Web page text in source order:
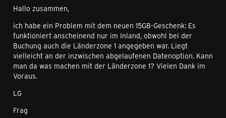
Hallo zusammen,
ich habe ein Problem mit dem neuen 15GB-Geschenk: Es
funktioniert anscheinend nur im Inland, obwohl bei der
Buchung auch die Länderzone 1 angegeben war. Liegt
vielleicht an der inzwischen abgelaufenen Datenoption. Kann
man da was machen mit der Länderzone 1? Vielen Dank im
Voraus.
LG
Frag